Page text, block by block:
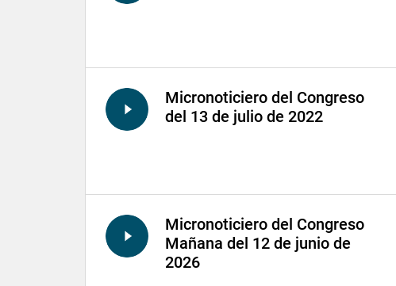
Micronoticiero del Congreso
del 13 de julio de 2022
Micronoticiero del Congreso
Mañana del 12 de junio de
2026